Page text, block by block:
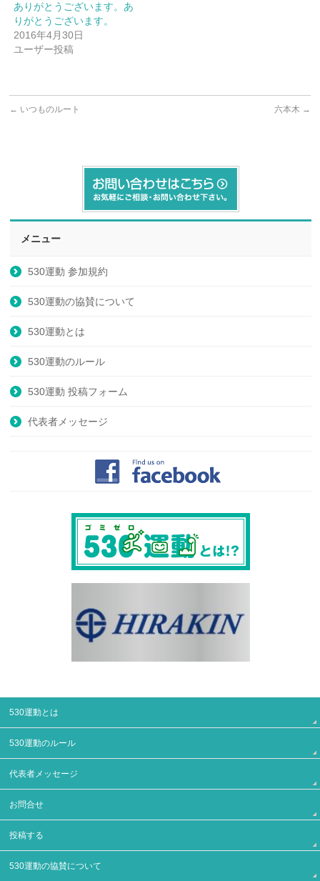
ありがとうございます。あ
りがとうございます。
2016年4月30日
ユーザー投稿
← いつものルート 六本木 →
メニュー
530運動 参加規約
530運動の協賛について
530運動とは
530運動のルール
530運動 投稿フォーム
代表者メッセージ
530運動とは
530運動のルール
代表者メッセージ
お問合せ
投稿する
530運動の協賛について